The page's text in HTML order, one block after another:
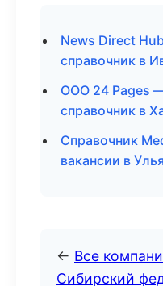
News Direct
справочник в
ООО 24 Pages
справочник в
Справочник
вакансии в
← Все
Сибирский